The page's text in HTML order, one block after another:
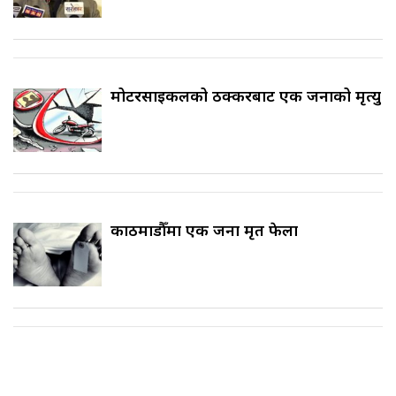
मोटरसाइकलको ठक्करबाट एक जनाको मृत्यु
काठमाडौँमा एक जना मृत फेला